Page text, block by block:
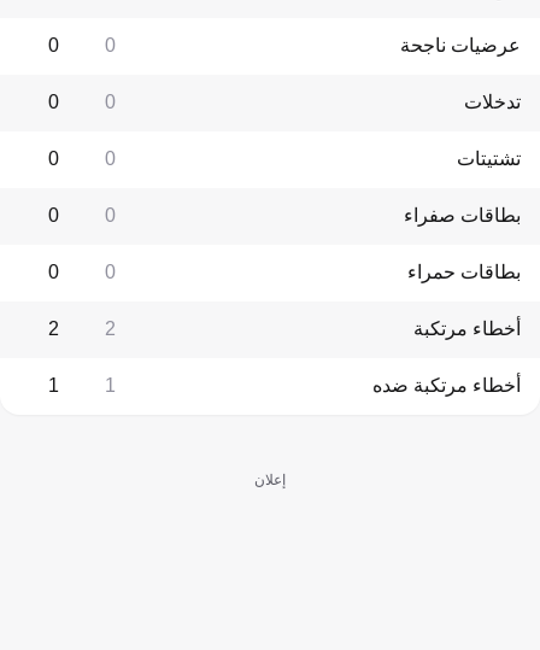
عرضيات ناجحة 0
0
تدخلات 0
0
تشتيتات 0
0
بطاقات صفراء 0
0
بطاقات حمراء 0
0
أخطاء مرتكبة 2
2
أخطاء مرتكبة ضده 1
1
إعلان